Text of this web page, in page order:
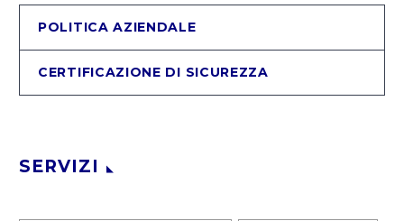
POLITICA AZIENDALE
CERTIFICAZIONE DI SICUREZZA
SERVIZI